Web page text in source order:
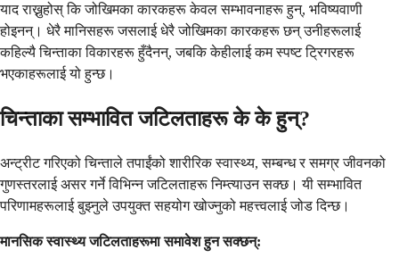
याद राख्नुहोस् कि जोखिमका कारकहरू केवल सम्भावनाहरू हुन्, भविष्यवाणी
होइनन्। धेरै मानिसहरू जसलाई धेरै जोखिमका कारकहरू छन् उनीहरूलाई
कहिल्यै चिन्ताका विकारहरू हुँदैनन्, जबकि केहीलाई कम स्पष्ट ट्रिगरहरू
भएकाहरूलाई यो हुन्छ।
चिन्ताका सम्भावित जटिलताहरू के के हुन्?
अन्ट्रीट गरिएको चिन्ताले तपाईंको शारीरिक स्वास्थ्य, सम्बन्ध र समग्र जीवनको
गुणस्तरलाई असर गर्ने विभिन्न जटिलताहरू निम्त्याउन सक्छ। यी सम्भावित
परिणामहरूलाई बुझ्नुले उपयुक्त सहयोग खोज्नुको महत्त्वलाई जोड दिन्छ।
मानसिक स्वास्थ्य जटिलताहरूमा समावेश हुन सक्छन्: